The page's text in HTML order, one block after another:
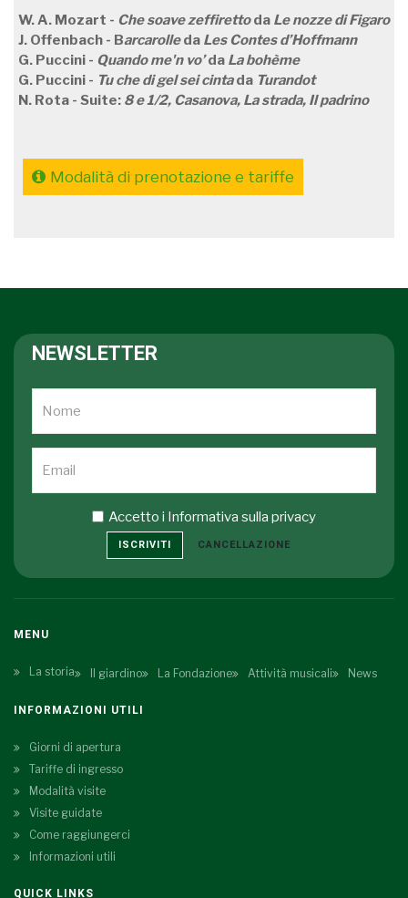
W. A. Mozart - Che soave zeffirettoda Le nozze di Figaro
J. Offenbach - Barcarolleda Les Contes d’Hoffmann
G. Puccini - Quando me'n vo’da La bohème
G. Puccini - Tu che di gel sei cintada Turandot
N. Rota - Suite: 8 e 1/2, Casanova, La strada, Il padrino
Modalità di prenotazione e tariffe
NEWSLETTER
Accetto i Informativa sulla privacy
ISCRIVITI CANCELLAZIONE
MENU
La storia Il giardino La Fondazione Attività musicali News
INFORMAZIONI UTILI
Giorni di apertura
Tariffe di ingresso
Modalità visite
Visite guidate
Come raggiungerci
Informazioni utili
QUICK LINKS